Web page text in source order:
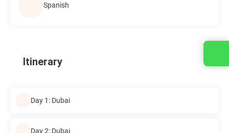
Spanish
Itinerary
Day 1: Dubai
Day 2: Dubai